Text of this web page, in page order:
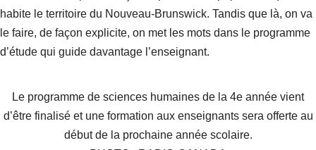
habite le territoire du Nouveau-Brunswick. Tandis que là, on va
le faire, de façon explicite, on met les mots dans le programme
d’étude qui guide davantage l’enseignant.
Le programme de sciences humaines de la 4e année vient
d’être finalisé et une formation aux enseignants sera offerte au
début de la prochaine année scolaire.